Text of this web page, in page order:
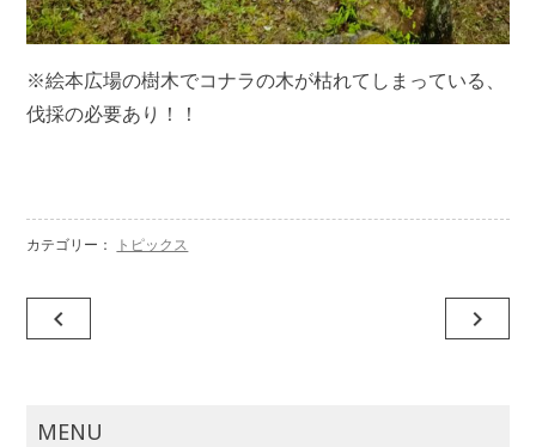
※絵本広場の樹木でコナラの木が枯れてしまっている、
伐採の必要あり！！
カテゴリー： トピックス
投
稿
ビ
navigate_before navigate_next
MENU